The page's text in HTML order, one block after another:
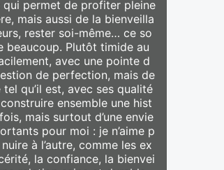
qui permet de profiter pleine
mais aussi de la bienveilla
rester soi-même… ce so
beaucoup. Plutôt timide au
avec une pointe d
de perfection, mais de
qu’il est, avec ses qualité
ensemble une hist
mais surtout d’une envie
pour moi : je n’aime p
à l’autre, comme les ex
la confiance, la bienvei